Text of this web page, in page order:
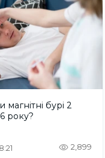
магнітні бурі 2
року?
2,899